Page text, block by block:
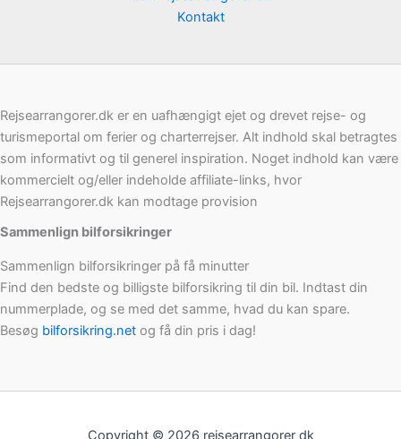
Kontakt
Rejsearrangorer.dk er en uafhængigt ejet og drevet rejse- og
turismeportal om ferier og charterrejser. Alt indhold skal betragtes
som informativt og til generel inspiration. Noget indhold kan være
kommercielt og/eller indeholde affiliate-links, hvor
Rejsearrangorer.dk kan modtage provision
Sammenlign bilforsikringer
Sammenlign bilforsikringer på få minutter
Find den bedste og billigste bilforsikring til din bil. Indtast din
nummerplade, og se med det samme, hvad du kan spare.
Besøg bilforsikring.net og få din pris i dag!
Copyright © 2026 rejsearrangorer dk